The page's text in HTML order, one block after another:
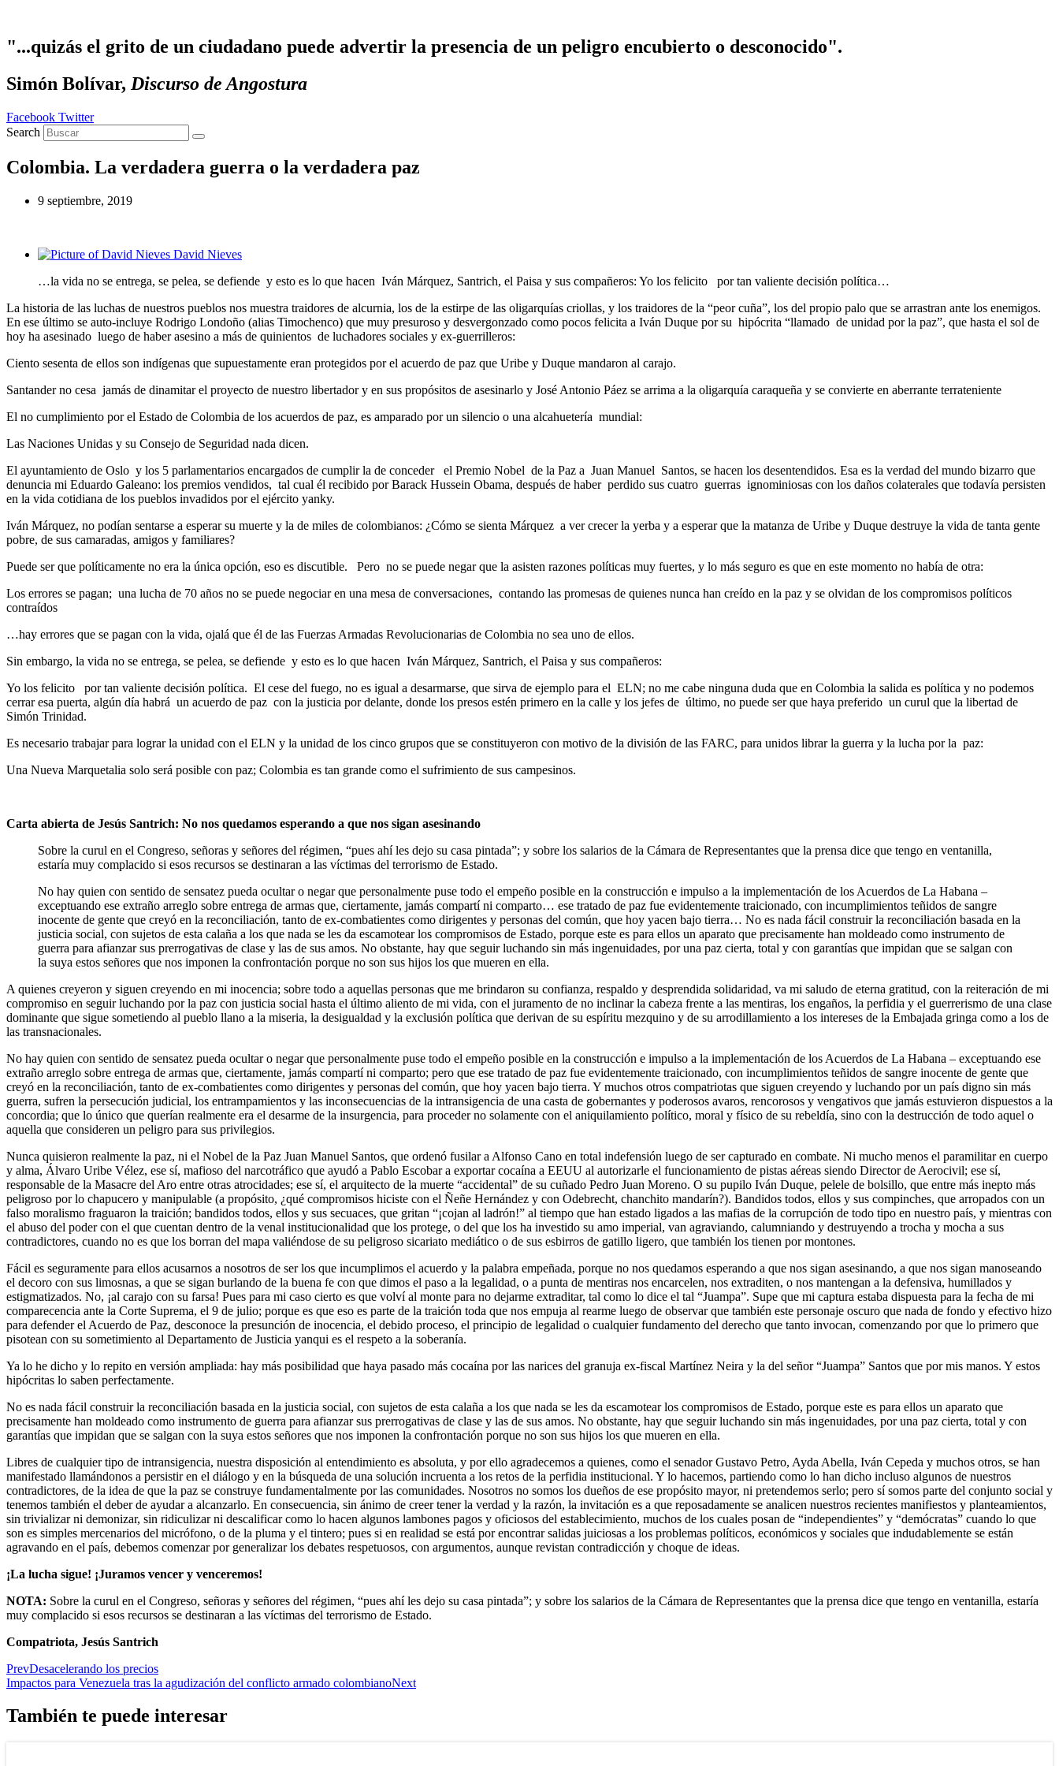
"...quizás el grito de un ciudadano puede advertir la presencia de un peligro encubierto o desconocido".
Simón Bolívar, Discurso de Angostura
Facebook Twitter
Search
Colombia. La verdadera guerra o la verdadera paz
9 septiembre, 2019
David Nieves
…la vida no se entrega, se pelea, se defiende y esto es lo que hacen Iván Márquez, Santrich, el Paisa y sus compañeros: Yo los felicito por tan valiente decisión política…
La historia de las luchas de nuestros pueblos nos muestra traidores de alcurnia, los de la estirpe de las oligarquías criollas, y los traidores de la “peor cuña”, los del propio palo que se arrastran ante los enemigos.
En ese último se auto-incluye Rodrigo Londoño (alias Timochenco) que muy presuroso y desvergonzado como pocos felicita a Iván Duque por su hipócrita “llamado de unidad por la paz”, que hasta el sol de
hoy ha asesinado luego de haber asesino a más de quinientos de luchadores sociales y ex-guerrilleros:
Ciento sesenta de ellos son indígenas que supuestamente eran protegidos por el acuerdo de paz que Uribe y Duque mandaron al carajo.
Santander no cesa jamás de dinamitar el proyecto de nuestro libertador y en sus propósitos de asesinarlo y José Antonio Páez se arrima a la oligarquía caraqueña y se convierte en aberrante terrateniente
El no cumplimiento por el Estado de Colombia de los acuerdos de paz, es amparado por un silencio o una alcahuetería mundial:
Las Naciones Unidas y su Consejo de Seguridad nada dicen.
El ayuntamiento de Oslo y los 5 parlamentarios encargados de cumplir la de conceder el Premio Nobel de la Paz a Juan Manuel Santos, se hacen los desentendidos. Esa es la verdad del mundo bizarro que
denuncia mi Eduardo Galeano: los premios vendidos, tal cual él recibido por Barack Hussein Obama, después de haber perdido sus cuatro guerras ignominiosas con los daños colaterales que todavía persisten
en la vida cotidiana de los pueblos invadidos por el ejército yanky.
Iván Márquez, no podían sentarse a esperar su muerte y la de miles de colombianos: ¿Cómo se sienta Márquez a ver crecer la yerba y a esperar que la matanza de Uribe y Duque destruye la vida de tanta gente
pobre, de sus camaradas, amigos y familiares?
Puede ser que políticamente no era la única opción, eso es discutible. Pero no se puede negar que la asisten razones políticas muy fuertes, y lo más seguro es que en este momento no había de otra:
Los errores se pagan; una lucha de 70 años no se puede negociar en una mesa de conversaciones, contando las promesas de quienes nunca han creído en la paz y se olvidan de los compromisos políticos
contraídos
…hay errores que se pagan con la vida, ojalá que él de las Fuerzas Armadas Revolucionarias de Colombia no sea uno de ellos.
Sin embargo, la vida no se entrega, se pelea, se defiende y esto es lo que hacen Iván Márquez, Santrich, el Paisa y sus compañeros:
Yo los felicito por tan valiente decisión política. El cese del fuego, no es igual a desarmarse, que sirva de ejemplo para el ELN; no me cabe ninguna duda que en Colombia la salida es política y no podemos
cerrar esa puerta, algún día habrá un acuerdo de paz con la justicia por delante, donde los presos estén primero en la calle y los jefes de último, no puede ser que haya preferido un curul que la libertad de
Simón Trinidad.
Es necesario trabajar para lograr la unidad con el ELN y la unidad de los cinco grupos que se constituyeron con motivo de la división de las FARC, para unidos librar la guerra y la lucha por la paz:
Una Nueva Marquetalia solo será posible con paz; Colombia es tan grande como el sufrimiento de sus campesinos.
Carta abierta de Jesús Santrich: No nos quedamos esperando a que nos sigan asesinando
Sobre la curul en el Congreso, señoras y señores del régimen, “pues ahí les dejo su casa pintada”; y sobre los salarios de la Cámara de Representantes que la prensa dice que tengo en ventanilla,
estaría muy complacido si esos recursos se destinaran a las víctimas del terrorismo de Estado.
No hay quien con sentido de sensatez pueda ocultar o negar que personalmente puse todo el empeño posible en la construcción e impulso a la implementación de los Acuerdos de La Habana –
exceptuando ese extraño arreglo sobre entrega de armas que, ciertamente, jamás compartí ni comparto… ese tratado de paz fue evidentemente traicionado, con incumplimientos teñidos de sangre
inocente de gente que creyó en la reconciliación, tanto de ex-combatientes como dirigentes y personas del común, que hoy yacen bajo tierra… No es nada fácil construir la reconciliación basada en la
justicia social, con sujetos de esta calaña a los que nada se les da escamotear los compromisos de Estado, porque este es para ellos un aparato que precisamente han moldeado como instrumento de
guerra para afianzar sus prerrogativas de clase y las de sus amos. No obstante, hay que seguir luchando sin más ingenuidades, por una paz cierta, total y con garantías que impidan que se salgan con
la suya estos señores que nos imponen la confrontación porque no son sus hijos los que mueren en ella.
A quienes creyeron y siguen creyendo en mi inocencia; sobre todo a aquellas personas que me brindaron su confianza, respaldo y desprendida solidaridad, va mi saludo de eterna gratitud, con la reiteración de mi
compromiso en seguir luchando por la paz con justicia social hasta el último aliento de mi vida, con el juramento de no inclinar la cabeza frente a las mentiras, los engaños, la perfidia y el guerrerismo de una clase
dominante que sigue sometiendo al pueblo llano a la miseria, la desigualdad y la exclusión política que derivan de su espíritu mezquino y de su arrodillamiento a los intereses de la Embajada gringa como a los de
las transnacionales.
No hay quien con sentido de sensatez pueda ocultar o negar que personalmente puse todo el empeño posible en la construcción e impulso a la implementación de los Acuerdos de La Habana – exceptuando ese
extraño arreglo sobre entrega de armas que, ciertamente, jamás compartí ni comparto; pero que ese tratado de paz fue evidentemente traicionado, con incumplimientos teñidos de sangre inocente de gente que
creyó en la reconciliación, tanto de ex-combatientes como dirigentes y personas del común, que hoy yacen bajo tierra. Y muchos otros compatriotas que siguen creyendo y luchando por un país digno sin más
guerra, sufren la persecución judicial, los entrampamientos y las inconsecuencias de la intransigencia de una casta de gobernantes y poderosos avaros, rencorosos y vengativos que jamás estuvieron dispuestos a la
concordia; que lo único que querían realmente era el desarme de la insurgencia, para proceder no solamente con el aniquilamiento político, moral y físico de su rebeldía, sino con la destrucción de todo aquel o
aquella que consideren un peligro para sus privilegios.
Nunca quisieron realmente la paz, ni el Nobel de la Paz Juan Manuel Santos, que ordenó fusilar a Alfonso Cano en total indefensión luego de ser capturado en combate. Ni mucho menos el paramilitar en cuerpo
y alma, Álvaro Uribe Vélez, ese sí, mafioso del narcotráfico que ayudó a Pablo Escobar a exportar cocaína a EEUU al autorizarle el funcionamiento de pistas aéreas siendo Director de Aerocivil; ese sí,
responsable de la Masacre del Aro entre otras atrocidades; ese sí, el arquitecto de la muerte “accidental” de su cuñado Pedro Juan Moreno. O su pupilo Iván Duque, pelele de bolsillo, que entre más inepto más
peligroso por lo chapucero y manipulable (a propósito, ¿qué compromisos hiciste con el Ñeñe Hernández y con Odebrecht, chanchito mandarín?). Bandidos todos, ellos y sus compinches, que arropados con un
falso moralismo fraguaron la traición; bandidos todos, ellos y sus secuaces, que gritan “¡cojan al ladrón!” al tiempo que han estado ligados a las mafias de la corrupción de todo tipo en nuestro país, y mientras con
el abuso del poder con el que cuentan dentro de la venal institucionalidad que los protege, o del que los ha investido su amo imperial, van agraviando, calumniando y destruyendo a trocha y mocha a sus
contradictores, cuando no es que los borran del mapa valiéndose de su peligroso sicariato mediático o de sus esbirros de gatillo ligero, que también los tienen por montones.
Fácil es seguramente para ellos acusarnos a nosotros de ser los que incumplimos el acuerdo y la palabra empeñada, porque no nos quedamos esperando a que nos sigan asesinando, a que nos sigan manoseando
el decoro con sus limosnas, a que se sigan burlando de la buena fe con que dimos el paso a la legalidad, o a punta de mentiras nos encarcelen, nos extraditen, o nos mantengan a la defensiva, humillados y
estigmatizados. No, ¡al carajo con su farsa! Pues para mi caso cierto es que volví al monte para no dejarme extraditar, tal como lo dice el tal “Juampa”. Supe que mi captura estaba dispuesta para la fecha de mi
comparecencia ante la Corte Suprema, el 9 de julio; porque es que eso es parte de la traición toda que nos empuja al rearme luego de observar que también este personaje oscuro que nada de fondo y efectivo hizo
para defender el Acuerdo de Paz, desconoce la presunción de inocencia, el debido proceso, el principio de legalidad o cualquier fundamento del derecho que tanto invocan, comenzando por que lo primero que
pisotean con su sometimiento al Departamento de Justicia yanqui es el respeto a la soberanía.
Ya lo he dicho y lo repito en versión ampliada: hay más posibilidad que haya pasado más cocaína por las narices del granuja ex-fiscal Martínez Neira y la del señor “Juampa” Santos que por mis manos. Y estos
hipócritas lo saben perfectamente.
No es nada fácil construir la reconciliación basada en la justicia social, con sujetos de esta calaña a los que nada se les da escamotear los compromisos de Estado, porque este es para ellos un aparato que
precisamente han moldeado como instrumento de guerra para afianzar sus prerrogativas de clase y las de sus amos. No obstante, hay que seguir luchando sin más ingenuidades, por una paz cierta, total y con
garantías que impidan que se salgan con la suya estos señores que nos imponen la confrontación porque no son sus hijos los que mueren en ella.
Libres de cualquier tipo de intransigencia, nuestra disposición al entendimiento es absoluta, y por ello agradecemos a quienes, como el senador Gustavo Petro, Ayda Abella, Iván Cepeda y muchos otros, se han
manifestado llamándonos a persistir en el diálogo y en la búsqueda de una solución incruenta a los retos de la perfidia institucional. Y lo hacemos, partiendo como lo han dicho incluso algunos de nuestros
contradictores, de la idea de que la paz se construye fundamentalmente por las comunidades. Nosotros no somos los dueños de ese propósito mayor, ni pretendemos serlo; pero sí somos parte del conjunto social y
tenemos también el deber de ayudar a alcanzarlo. En consecuencia, sin ánimo de creer tener la verdad y la razón, la invitación es a que reposadamente se analicen nuestros recientes manifiestos y planteamientos,
sin trivializar ni demonizar, sin ridiculizar ni descalificar como lo hacen algunos lambones pagos y oficiosos del establecimiento, muchos de los cuales posan de “independientes” y “demócratas” cuando lo que
son es simples mercenarios del micrófono, o de la pluma y el tintero; pues si en realidad se está por encontrar salidas juiciosas a los problemas políticos, económicos y sociales que indudablemente se están
agravando en el país, debemos comenzar por generalizar los debates respetuosos, con argumentos, aunque revistan contradicción y choque de ideas.
¡La lucha sigue! ¡Juramos vencer y venceremos!
NOTA: Sobre la curul en el Congreso, señoras y señores del régimen, “pues ahí les dejo su casa pintada”; y sobre los salarios de la Cámara de Representantes que la prensa dice que tengo en ventanilla, estaría
muy complacido si esos recursos se destinaran a las víctimas del terrorismo de Estado.
Compatriota, Jesús Santrich
PrevDesacelerando los precios
Impactos para Venezuela tras la agudización del conflicto armado colombianoNext
También te puede interesar